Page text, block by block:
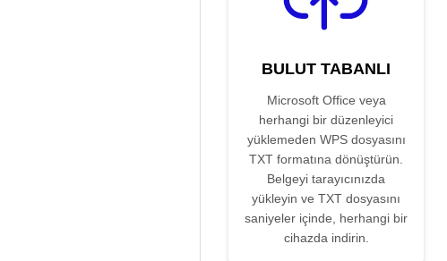
BULUT TABANLI
Microsoft Office veya
herhangi bir düzenleyici
yüklemeden WPS dosyasını
TXT formatına dönüştürün.
Belgeyi tarayıcınızda
yükleyin ve TXT dosyasını
saniyeler içinde, herhangi bir
cihazda indirin.